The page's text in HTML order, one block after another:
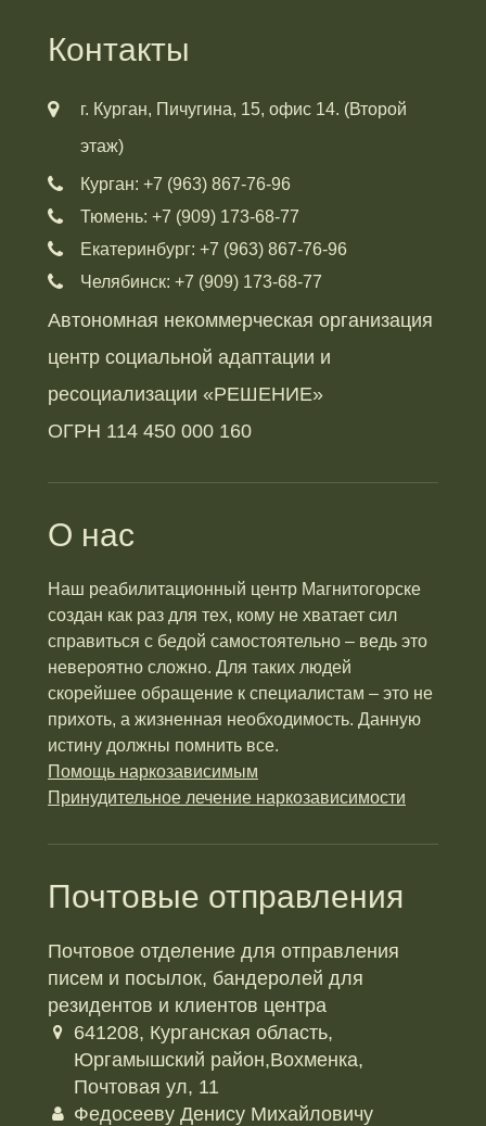
Контакты
г. Курган, Пичугина, 15, офис 14. (Второй
этаж)
Курган: +7 (963) 867-76-96
Тюмень: +7 (909) 173-68-77
Екатеринбург: +7 (963) 867-76-96
Челябинск: +7 (909) 173-68-77
Автономная некоммерческая организация
центр социальной адаптации и
ресоциализации «РЕШЕНИЕ»
ОГРН 114 450 000 160
О нас
Наш реабилитационный центр Магнитогорске
создан как раз для тех, кому не хватает сил
справиться с бедой самостоятельно – ведь это
невероятно сложно. Для таких людей
скорейшее обращение к специалистам – это не
прихоть, а жизненная необходимость. Данную
истину должны помнить все.
Помощь наркозависимым
Принудительное лечение наркозависимости
Почтовые отправления
Почтовое отделение для отправления
писем и посылок, бандеролей для
резидентов и клиентов центра
641208, Курганская область,
Юргамышский район,Вохменка,
Почтовая ул, 11
Федосееву Денису Михайловичу